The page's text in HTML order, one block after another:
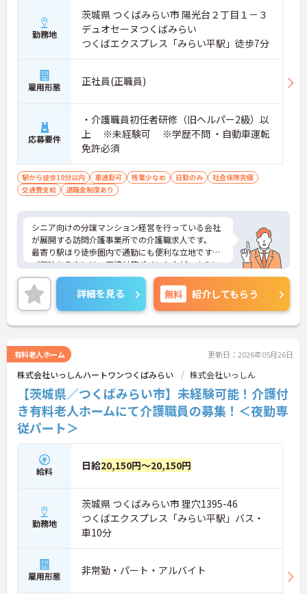
勤務地
茨城県 つくばみらい市 陽光台２丁目１－３
デュオセーヌつくばみらい
つくばエクスプレス「みらい平駅」徒歩7分
雇用形態 正社員(正職員)
応募要件
・介護職員初任者研修（旧ヘルパー2級）以
上 ※未経験可 ※学歴不問 ・自動車運転
免許必須
駅から徒歩10分以内 車通勤可 残業少なめ 日勤のみ
社会保険完備
交通費支給
退職金制度あり
シニア向けの分譲マンション経営を行っている会社
が展開する訪問介護事業所での介護職求人です。
最寄り駅ほり徒歩圏内で通勤にも便利な立地です。
ご興味ある方には、面接対策ポイントなど、さらに
詳細をお話いたしますのでお気軽にご相談下さい。
詳細を見る 無料 紹介してもらう
有料老人ホーム 更新日：2026年05月26日
株式会社いっしんハートワンつくばみらい 株式会社いっしん
【茨城県／つくばみらい市】未経験可能！介護付
き有料老人ホームにて介護職員の募集！＜夜勤専
従パート＞
給料 日給20,150円～20,150円
勤務地
茨城県 つくばみらい市 狸穴1395-46
つくばエクスプレス「みらい平駅」バス・
車10分
雇用形態 非常勤・パート・アルバイト